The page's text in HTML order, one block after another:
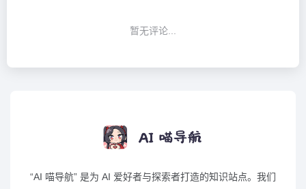
暂无评论...
“AI 喵导航” 是为 AI 爱好者与探索者打造的知识站点。我们